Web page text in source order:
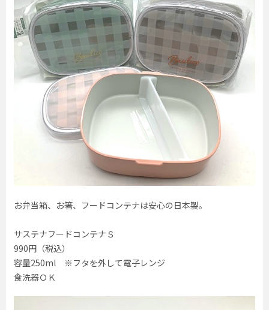
お弁当箱、お箸、フードコンテナは安心の日本製。
サステナフードコンテナＳ
990円（税込）
容量250ml ※フタを外して電子レンジ
食洗器ＯＫ